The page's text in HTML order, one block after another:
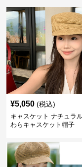
¥5,050 (税込)
キャスケット ナチュラ
わらキャスケット帽子